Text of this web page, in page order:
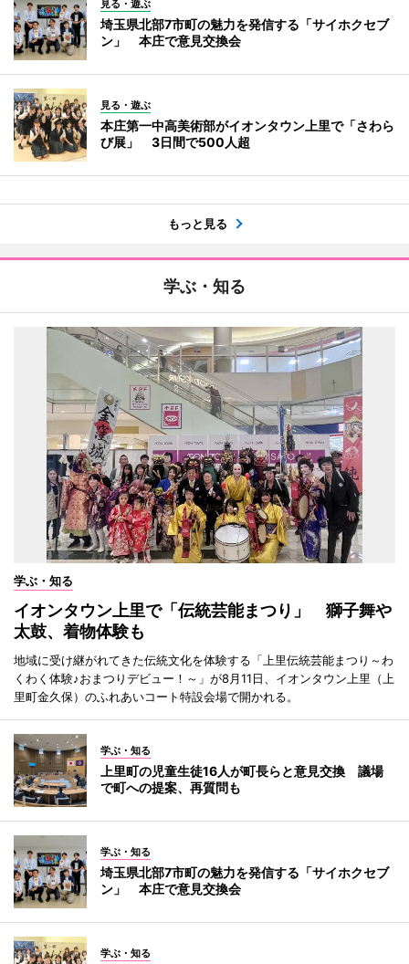
見る・遊ぶ
埼玉県北部7市町の魅力を発信する「サイホクセブ
ン」 本庄で意見交換会
見る・遊ぶ
本庄第一中高美術部がイオンタウン上里で「さわら
び展」 3日間で500人超
もっと見る
学ぶ・知る
学ぶ・知る
イオンタウン上里で「伝統芸能まつり」 獅子舞や
太鼓、着物体験も
地域に受け継がれてきた伝統文化を体験する「上里伝統芸能まつり～わ
くわく体験♪おまつりデビュー！～」が8月11日、イオンタウン上里（上
里町金久保）のふれあいコート特設会場で開かれる。
学ぶ・知る
上里町の児童生徒16人が町長らと意見交換 議場
で町への提案、再質問も
学ぶ・知る
埼玉県北部7市町の魅力を発信する「サイホクセブ
ン」 本庄で意見交換会
学ぶ・知る